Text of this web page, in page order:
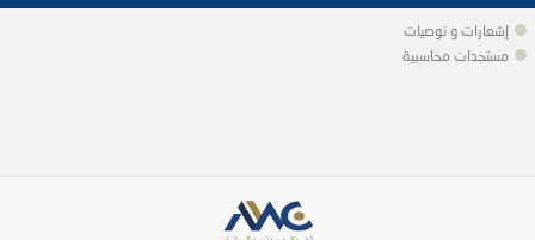
إشعارات و توصيات
مستجدات محاسبية